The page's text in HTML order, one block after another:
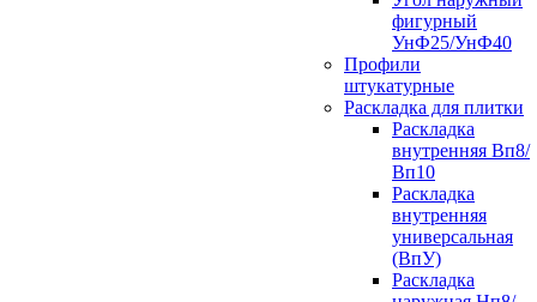
фигурный
УнФ25/УнФ40
Профили
штукатурные
Раскладка для плитки
Раскладка
внутренняя Вп8/
Вп10
Раскладка
внутренняя
универсальная
(ВпУ)
Раскладка